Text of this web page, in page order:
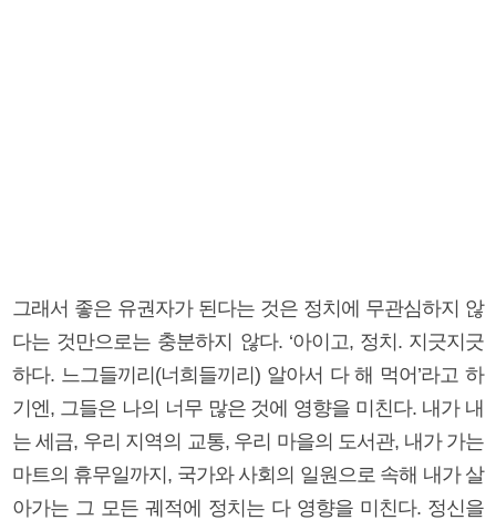
그래서 좋은 유권자가 된다는 것은 정치에 무관심하지 않
다는 것만으로는 충분하지 않다. ‘아이고, 정치. 지긋지긋
하다. 느그들끼리(너희들끼리) 알아서 다 해 먹어’라고 하
기엔, 그들은 나의 너무 많은 것에 영향을 미친다. 내가 내
는 세금, 우리 지역의 교통, 우리 마을의 도서관, 내가 가는
마트의 휴무일까지, 국가와 사회의 일원으로 속해 내가 살
아가는 그 모든 궤적에 정치는 다 영향을 미친다. 정신을